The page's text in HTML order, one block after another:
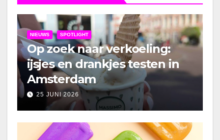
NIEUWS SPOTLIGHT
Op zoek naar verkoeling:
ijsjes en drankjes testen in
Amsterdam
25 JUNI 2026